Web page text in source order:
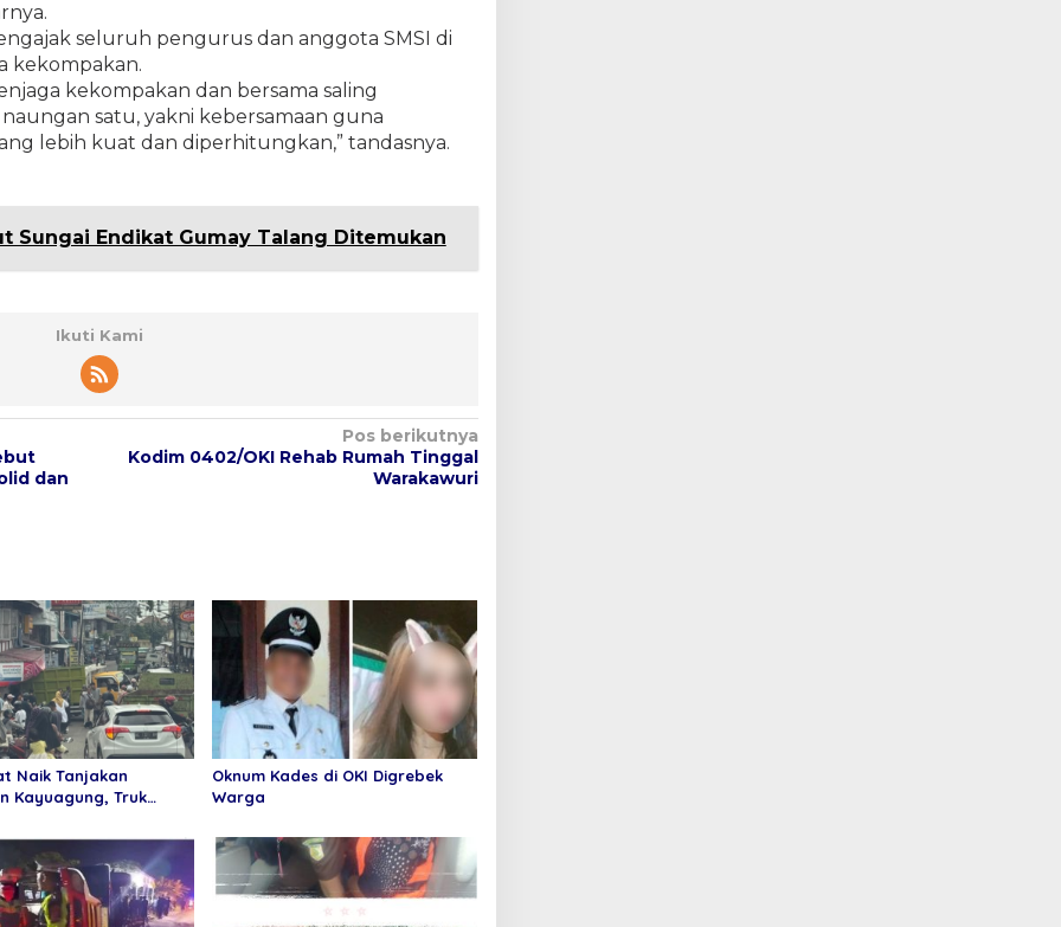
seluruh pengurus dan anggota SMSI di
kekompakan.
kekompakan dan bersama saling
satu, yakni kebersamaan guna
lebih kuat dan diperhitungkan,” tandasnya.
Sungai Endikat Gumay Talang Ditemukan
Ikuti Kami
dan
Pos berikutnya
Kodim 0402/OKI Rehab Rumah Tinggal
Warakawuri
Naik Tanjakan
Kayuagung, Truk
Oknum Kades di OKI Digrebek
Warga